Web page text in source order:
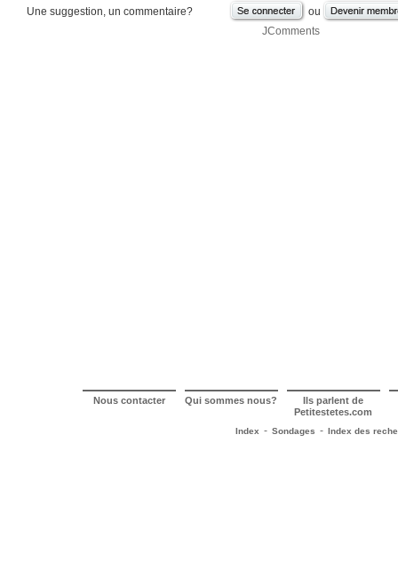
Une suggestion, un commentaire?
ou
JComments
Nous contacter Qui sommes nous? Ils parlent de
Petitestetes.com
Index - Sondages - Index des